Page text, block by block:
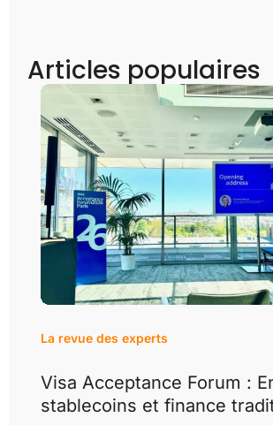
Articles populaires
Visa Acceptance Forum :
stablecoins et finance
La revue des experts